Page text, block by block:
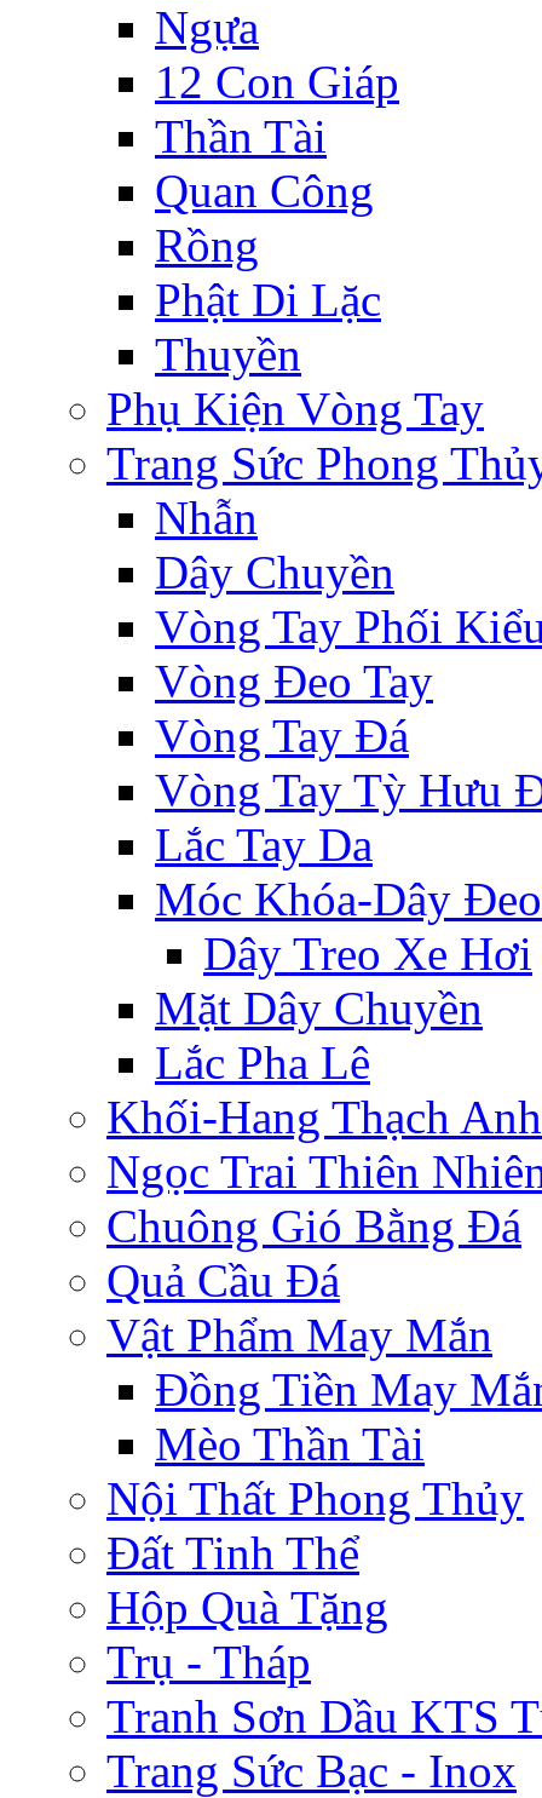
Ngựa
12 Con Giáp
Thần Tài
Quan Công
Rồng
Phật Di Lặc
Thuyền
Phụ Kiện Vòng Tay
Trang Sức Phong
Nhẫn
Dây Chuyền
Vòng Tay Phối
Vòng Đeo Tay
Vòng Tay Đá
Vòng Tay Tỳ Hưu
Lắc Tay Da
Móc Khóa-Dây Đeo
Dây Treo Xe Hơi
Mặt Dây Chuyền
Lắc Pha Lê
Khối-Hang Thạch Anh
Ngọc Trai Thiên
Chuông Gió Bằng Đá
Quả Cầu Đá
Vật Phẩm May Mắn
Đồng Tiền May
Mèo Thần Tài
Nội Thất Phong Thủy
Đất Tinh Thể
Hộp Quà Tặng
Trụ - Tháp
Tranh Sơn Dầu KTS
Trang Sức Bạc - Inox